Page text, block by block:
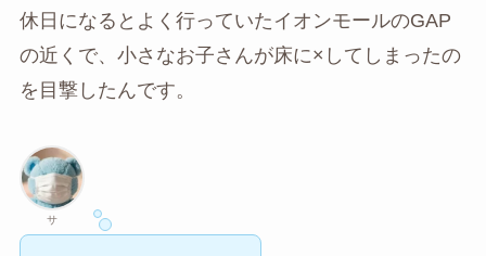
休日になるとよく行っていたイオンモールのGAP
の近くで、小さなお子さんが床に×してしまったの
を目撃したんです。
サ